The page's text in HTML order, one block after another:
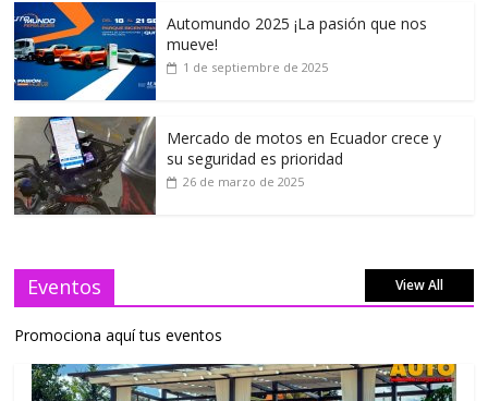
Automundo 2025 ¡La pasión que nos
mueve!
1 de septiembre de 2025
Mercado de motos en Ecuador crece y
su seguridad es prioridad
26 de marzo de 2025
Eventos View All
Promociona aquí tus eventos